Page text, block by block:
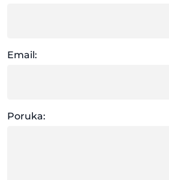
Email:
Poruka: